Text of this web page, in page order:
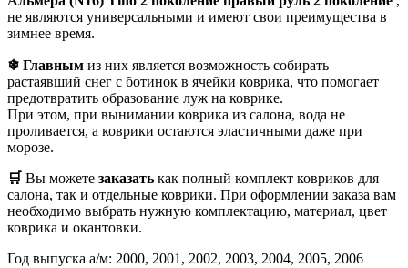
не являются универсальными и имеют свои преимущества в
зимнее время.
❄ Главным из них является возможность собирать
растаявший снег с ботинок в ячейки коврика, что помогает
предотвратить образование луж на коврике.
При этом, при вынимании коврика из салона, вода не
проливается, а коврики остаются эластичными даже при
морозе.
🛒 Вы можете заказать как полный комплект ковриков для
салона, так и отдельные коврики. При оформлении заказа вам
необходимо выбрать нужную комплектацию, материал, цвет
коврика и окантовки.
Год выпуска а/м: 2000, 2001, 2002, 2003, 2004, 2005, 2006